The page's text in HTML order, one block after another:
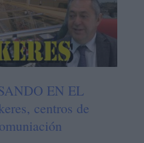
EN EL
centros de